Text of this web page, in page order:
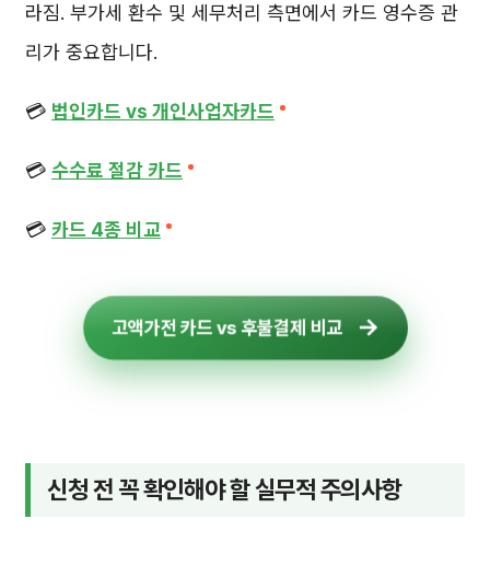
라짐. 부가세 환수 및 세무처리 측면에서 카드 영수증 관
리가 중요합니다.
💳 법인카드 vs 개인사업자카드
💳 수수료 절감 카드
💳 카드 4종 비교
고액가전 카드 vs 후불결제 비교
신청 전 꼭 확인해야 할 실무적 주의사항